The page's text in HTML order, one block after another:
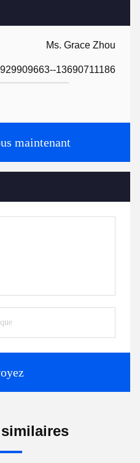
Ms. Grace Zhou
13690711186
maintenant